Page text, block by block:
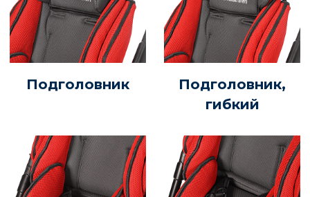
Подголовник
Подголовник,
гибкий